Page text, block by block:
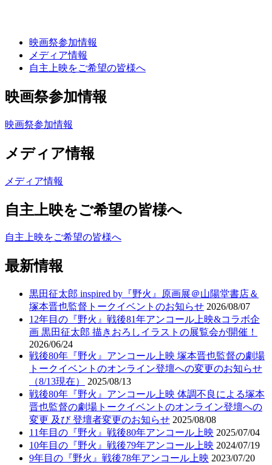
映画祭参加情報
メディア情報
自主上映をご希望の皆様へ
コ
ン
テ
ン
へ
キ
プ
映画祭参加情報
映画祭参加情報
メディア情報
メディア情報
自主上映をご希望の皆様へ
自主上映をご希望の皆様へ
最新情報
黒田征太郎 inspired by『野火』原画展＠山陽堂書店＆
塚本晋也監督トークイベントのお知らせ 2026/08/07
12年目の『野火』戦後81年アンコール上映&コラボ企
画 黒田征太郎 描きおろしイラストの展覧会が開催！
2026/06/24
戦後80年『野火』アンコール上映 塚本晋也監督の劇場
トークイベントのオンライン登壇への変更のお知らせ
（8/13現在）
2025/08/13
戦後80年『野火』アンコール上映 体調不良による塚本
晋也監督の劇場トークイベントのオンライン登壇への
変更 及び 登壇者変更のお知らせ 2025/08/08
11年目の『野火』戦後80年アンコール上映 2025/07/04
10年目の『野火』戦後79年アンコール上映 2024/07/19
9年目の『野火』戦後78年アンコール上映 2023/07/20